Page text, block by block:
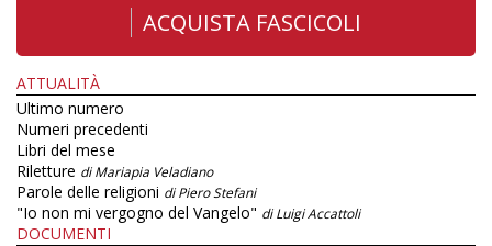
ACQUISTA FASCICOLI
ATTUALITÀ
Ultimo numero
Numeri precedenti
Libri del mese
Riletture di Mariapia Veladiano
Parole delle religioni di Piero Stefani
"Io non mi vergogno del Vangelo" di Luigi Accattoli
DOCUMENTI